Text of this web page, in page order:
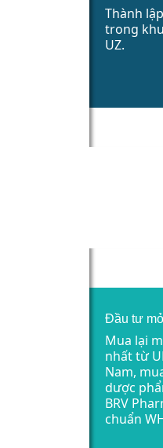
Thành
trong
UZ.
Đầu tư
Mua lại
nhất từ
Nam,
dược
BRV
chuẩn